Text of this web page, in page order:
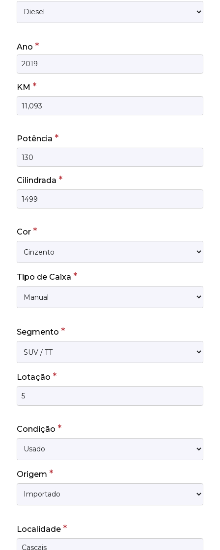
Ano *
KM *
Potência *
Cilindrada *
Cor *
Tipo de Caixa *
Segmento *
Lotação *
Condição *
Origem *
Localidade *